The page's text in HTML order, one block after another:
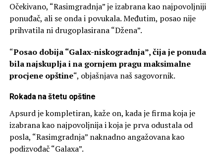
Očekivano, “Rasimgradnja” je izabrana kao najpovoljniji
ponuđač, ali se onda i povukala. Međutim, posao nije
prihvatila ni drugoplasirana “Džena”.
“Posao dobija “Galax-niskogradnja”, čija je ponuda
bila najskuplja i na gornjem pragu maksimalne
procjene opštine“, objašnjava naš sagovornik.
Rokada na štetu opštine
Apsurd je kompletiran, kaže on, kada je firma koja je
izabrana kao najpovoljnija i koja je prva odustala od
posla, “Rasimgradnja” naknadno angažovana kao
podizvođač “Galaxa”.